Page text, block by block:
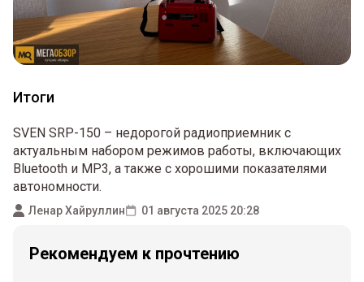
Итоги
SVEN SRP-150 – недорогой радиоприемник с
актуальным набором режимов работы, включающих
Bluetooth и MP3, а также с хорошими показателями
автономности.
Ленар Хайруллин 01 августа 2025 20:28
Рекомендуем к прочтению